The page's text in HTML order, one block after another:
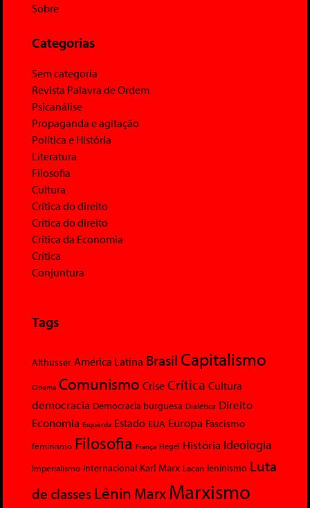
Sobre
Categorias
Sem categoria
Revista Palavra de Ordem
Psicanálise
Propaganda e agitação
Política e História
Literatura
Filosofia
Cultura
Crítica do direito
Crítica do direito
Crítica da Economia
Crítica
Conjuntura
Tags
Althusser América Latina Brasil Capitalismo
Cinema Comunismo Crise Crítica Cultura
democracia Democracia burguesa Dialética Direito
Economia Esquerda Estado EUA Europa Fascismo
feminismo Filosofia França Hegel História Ideologia
Imperialismo Internacional Karl Marx Lacan leninismo Luta
de classesLênin MarxMarxismo